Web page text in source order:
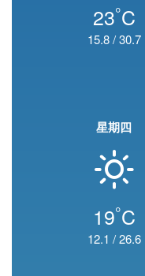
23°C
15.8/30.7
星期四
19°C
12.1 /26.6